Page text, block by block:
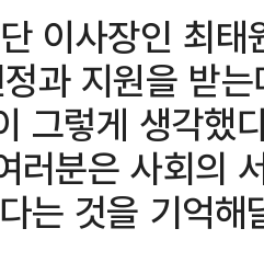
이사장인 최
과 지원을 받
그렇게 생각했
러분은 사회의
는 것을 기억해